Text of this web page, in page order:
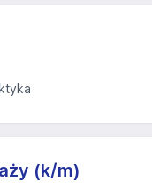
(k/m)